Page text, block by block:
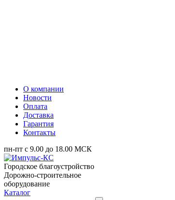
О компании
Новости
Оплата
Доставка
Гарантия
Контакты
пн-пт с 9.00 до 18.00 МСК
Городское благоустройство
Дорожно-строительное
оборудование
Каталог